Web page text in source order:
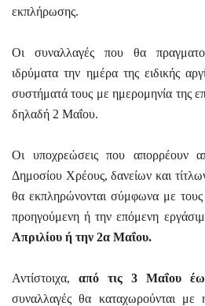
εκπλήρωσης.
Οι συναλλαγές που θα
ιδρύματα την ημέρα της ειδικής
συστήματά τους με ημερομηνία της
δηλαδή 2 Μαΐου.
Οι υποχρεώσεις που απορρέουν
Δημοσίου Χρέους, δανείων και
θα εκπληρώνονται σύμφωνα με τους
προηγούμενη ή την επόμενη
Απριλίου ή την 2α Μαΐου.
Αντίστοιχα, από τις 3 Μαΐου
συναλλαγές θα καταχωρούνται με